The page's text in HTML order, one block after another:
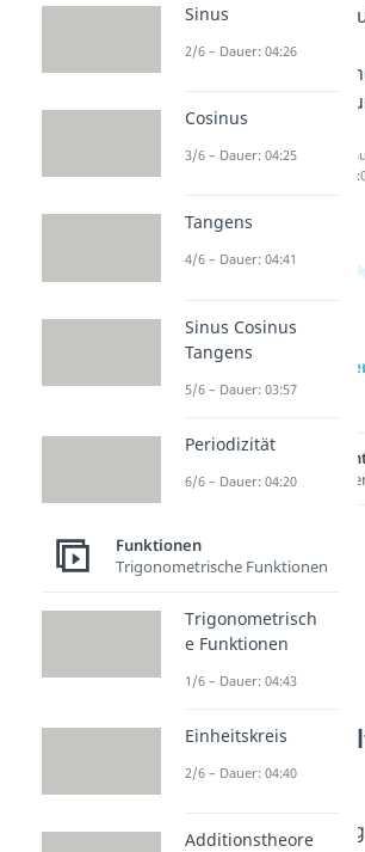
y = mx
+ b
n
03:30
zur Videoseite:
aus zwei Punkten
Lernen
Entdecke
Weitere
Funktionen
Geradengleichung
Sinus
2/6 – Dauer: 04:26
Cosinus
3/6 – Dauer: 04:25
Tangens
4/6 – Dauer: 04:41
Sinus Cosinus
Tangens
5/6 – Dauer: 03:57
Periodizität
6/6 – Dauer: 04:20
Funktionen
Trigonometrische Funktionen
Trigonometrisch
e Funktionen
1/6 – Dauer: 04:43
Einheitskreis
2/6 – Dauer: 04:40
Additionstheore